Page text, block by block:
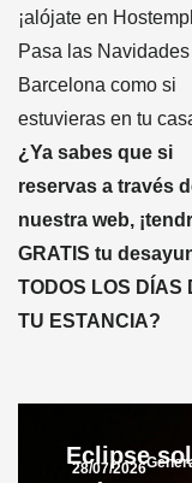
¡alójate en
Pasa las Navidades
Barcelona como si
estuvieras en tu
¿Ya sabes que si
reservas a través
nuestra web,
GRATIS tu
TODOS LOS DÍAS
TU ESTANCIA?
28/07/2026
Eclipse